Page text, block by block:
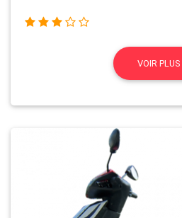
VOIR PLUS